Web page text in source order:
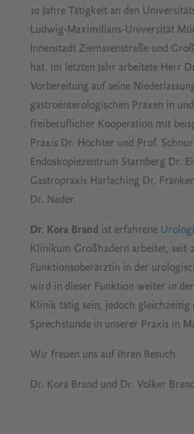
10 Jahre Tätigkeit an den
Ludwig-Maximilians-Universität
Innenstadt Ziemssenstraße und
hat. Im letzten Jahr arbeitete Herr
Vorbereitung auf seine
gastroenterologischen Praxen in
freiberuflicher Kooperation mit
Praxis Dr. Höchter und Prof.
Endoskopiezentrum Starnberg Dr.
Gastropraxis Harlaching Dr.
Dr. Nader.
Dr. Kora Brand ist erfahrene
Klinikum Großhadern arbeitet, seit
Funktionsoberärztin in der
wird in dieser Funktion weiter in
Klinik tätig sein, jedoch gleichzeitig
Sprechstunde in unserer Praxis in
Wir freuen uns auf Ihren Besuch
Dr. Kora Brand und Dr. Volker Brand